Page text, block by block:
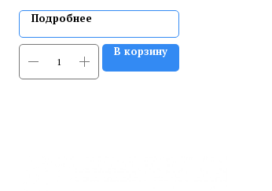
Подробнее
В корзину